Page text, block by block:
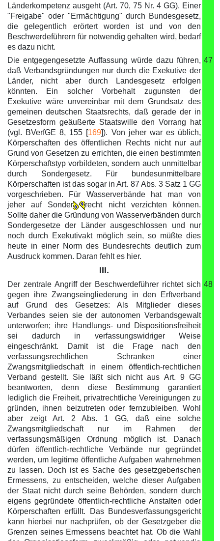
Länderkompetenz ausgeht (Art. 70, 75 Nr. 4 GG). Einer
"Freigabe" oder "Ermächtigung" durch Bundesgesetz,
die gelegentlich erörtert worden ist und von den
Beschwerdeführern für notwendig gehalten wird, bedarf
es dazu nicht.
Die entgegengesetzte Auffassung würde dazu führen,
daß Verbandsgründungen nur durch die Exekutive der
Länder, nicht aber durch Landesgesetz erfolgen
könnten. Ein solcher Vorbehalt zugunsten der
Exekutive wäre unvereinbar mit dem Grundsatz des
gemeinen deutschen Staatsrechts, daß gerade der in
Gesetzesform geäußerte Staatswille den Vorrang hat
(vgl. BVerfGE 8, 155 [169]). Von jeher war es üblich,
Körperschaften des öffentlichen Rechts nicht nur auf
Grund von Gesetzen zu errichten, die einen bestimmten
Körperschaftstyp vorbildeten, sondern auch unmittelbar
durch Sondergesetz. Für bundesunmittelbare
Körperschaften ist das sogar in Art. 87 Abs. 3 Satz 1 GG
vorgeschrieben. Für Wasserverbände hat man von
jeher auf Sonder
recht nicht verzichten können.
Sollte daher die Gründung von Wasserverbänden durch
Sondergesetze der Länder ausgeschlossen und nur
noch durch Exekutivakt möglich sein, so müßte dies
heute in einer Norm des Bundesrechts deutlich zum
Ausdruck kommen. Daran fehlt es hier.
47
III.
Der zentrale Angriff der Beschwerdeführer richtet sich
gegen ihre Zwangseingliederung in den Erftverband
auf Grund des Gesetzes: Als Mitglieder dieses
Verbandes seien sie der autonomen Verbandsgewalt
unterworfen; ihre Handlungs- und Dispositionsfreiheit
sei dadurch in verfassungswidriger Weise
eingeschränkt. Damit ist die Frage nach den
verfassungsrechtlichen Schranken einer
Zwangsmitgliedschaft in einem öffentlich-rechtlichen
Verband gestellt. Sie läßt sich nicht aus Art. 9 GG
beantworten, denn diese Bestimmung garantiert
lediglich die Freiheit, privatrechtliche Vereinigungen zu
gründen, ihnen beizutreten oder fernzubleiben. Wohl
aber zeigt Art. 2 Abs. 1 GG, daß eine solche
Zwangsmitgliedschaft nur im Rahmen der
verfassungsmäßigen Ordnung möglich ist. Danach
dürfen öffentlich-rechtliche Verbände nur gegründet
werden, um legitime öffentliche Aufgaben wahrnehmen
zu lassen. Doch ist es Sache des gesetzgeberischen
Ermessens, zu entscheiden, welche dieser Aufgaben
der Staat nicht durch seine Behörden, sondern durch
eigens gegründete öffentlich-rechtliche Anstalten oder
Körperschaften erfüllt. Das Bundesverfassungsgericht
kann hierbei nur nachprüfen, ob der Gesetzgeber die
Grenzen seines Ermessens beachtet hat. Ob die Wahl
48